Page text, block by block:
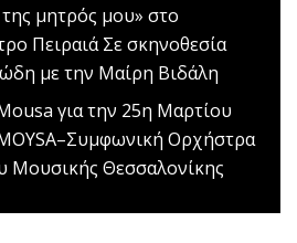
μητρός μου» στο
ΠειραιάΣε σκηνοθεσία
με την Μαίρη Βιδάλη
για την 25η Μαρτίου
Ορχήστρα
Θεσσαλονίκης